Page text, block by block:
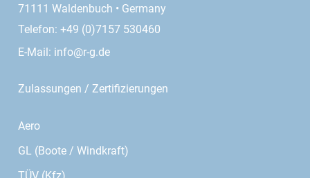
71111 Waldenbuch • Germany
Telefon: +49 (0)7157 530460
E-Mail: info@r-g.de
Zulassungen / Zertifizierungen
Aero
GL (Boote / Windkraft)